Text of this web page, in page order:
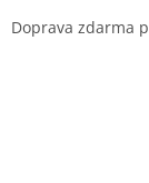
Doprava zdarma